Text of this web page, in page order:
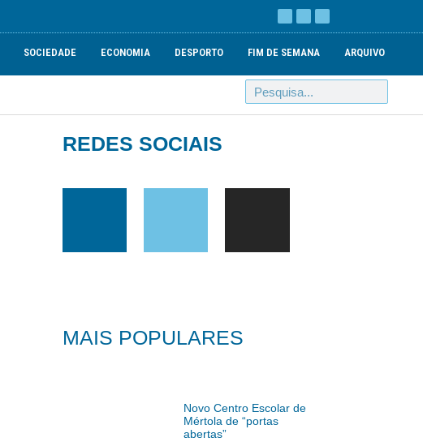
SOCIEDADE ECONOMIA DESPORTO FIM DE SEMANA ARQUIVO
REDES SOCIAIS
MAIS POPULARES
Novo Centro Escolar de
Mértola de “portas
abertas”